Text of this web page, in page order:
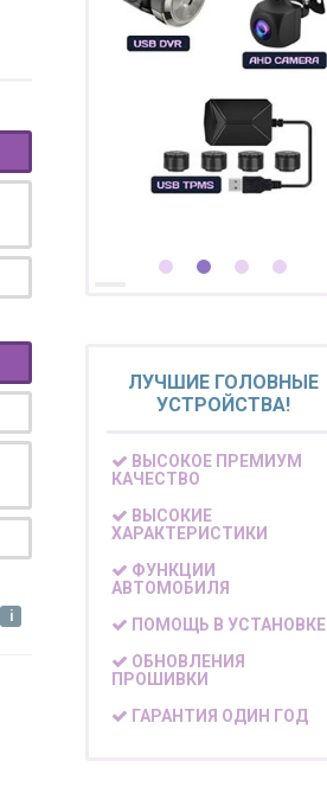
ЛУЧШИЕ ГОЛОВНЫЕ
УСТРОЙСТВА!
ВЫСОКОЕ ПРЕМИУМ
КАЧЕСТВО
ВЫСОКИЕ
ХАРАКТЕРИСТИКИ
ФУНКЦИИ
АВТОМОБИЛЯ
ПОМОЩЬ В УСТАНОВКЕ
ОБНОВЛЕНИЯ
ПРОШИВКИ
ГАРАНТИЯ ОДИН ГОД